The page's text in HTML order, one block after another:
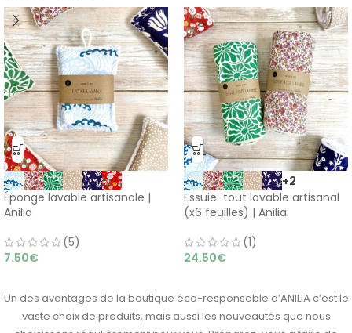
Éponge lavable artisanale |
Anilia
(5)
7.50€
+2
Essuie-tout lavable artisanal
(x6 feuilles) | Anilia
(1)
24.50€
Un des avantages de la boutique éco-responsable d’ANILIA c’est le
vaste choix de produits, mais aussi les nouveautés que nous